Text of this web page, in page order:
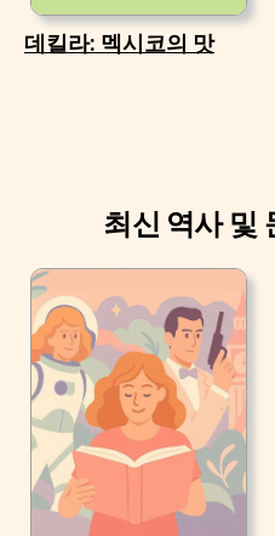
데킬라: 멕시코의 맛
최신 역사 및